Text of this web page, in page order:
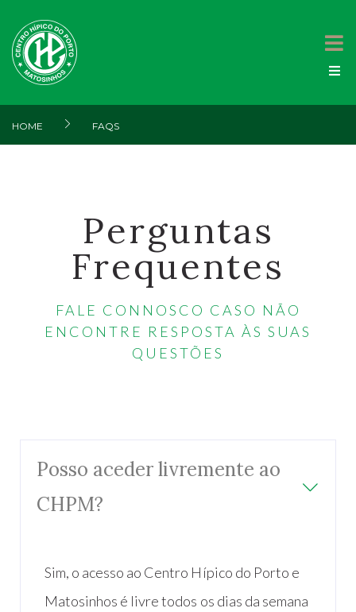
HOME FAQS
Perguntas
Frequentes
FALE CONNOSCO CASO NÃO
ENCONTRE RESPOSTA ÀS SUAS
QUESTÕES
Posso aceder livremente ao
CHPM?
Sim, o acesso ao Centro Hípico do Porto e
Matosinhos é livre todos os dias da semana